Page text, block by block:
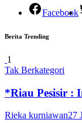
Facebook
Berita Trending
1
Tak Berkategori
*Riau Pesisir :
Rieka kurniawan27